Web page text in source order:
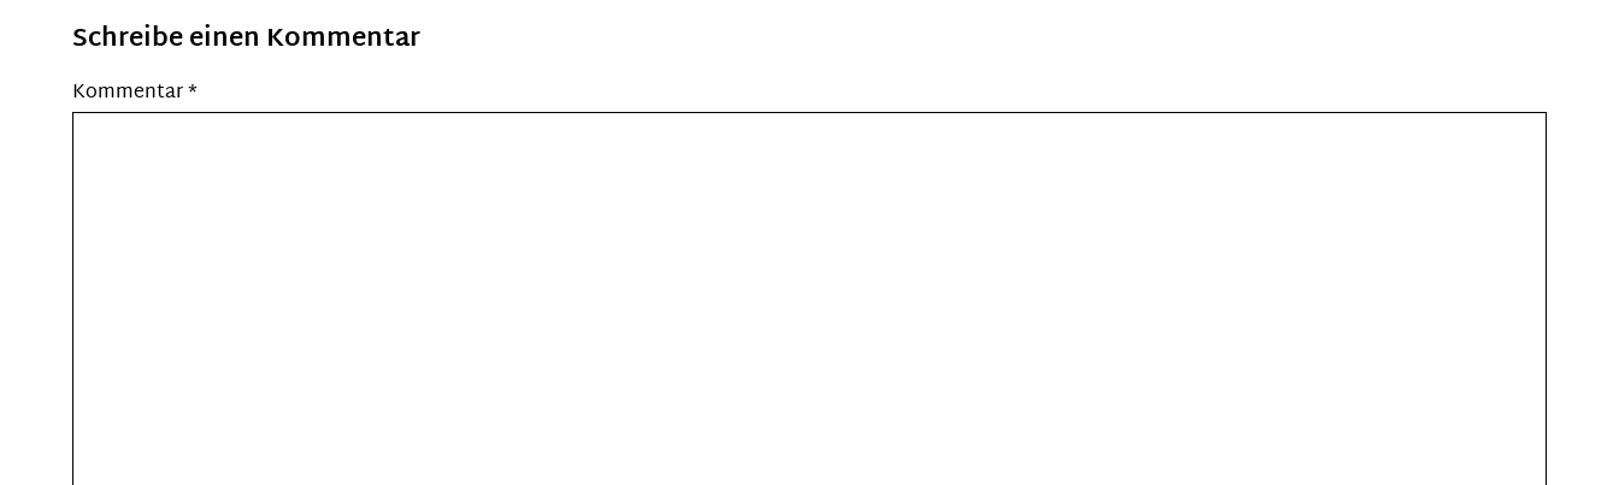
Schreibe einen Kommentar
Kommentar*